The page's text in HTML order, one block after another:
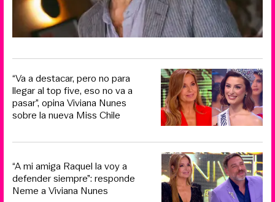
“Va a destacar, pero no para
llegar al top five, eso no va a
pasar”, opina Viviana Nunes
sobre la nueva Miss Chile
“A mi amiga Raquel la voy a
defender siempre”: responde
Neme a Viviana Nunes